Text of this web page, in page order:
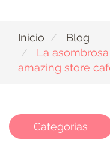
Inicio
Blog
La
amazing store
Categorias